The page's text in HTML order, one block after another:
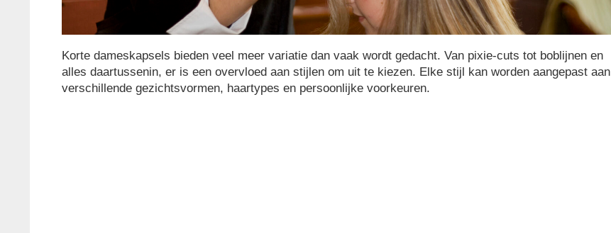
Korte dameskapsels bieden veel meer variatie dan vaak wordt gedacht. Van pixie-cuts tot boblijnen en
alles daartussenin, er is een overvloed aan stijlen om uit te kiezen. Elke stijl kan worden aangepast aan
verschillende gezichtsvormen, haartypes en persoonlijke voorkeuren.